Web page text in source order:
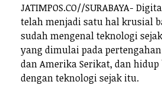
JATIMPOS.CO//SURABAYA-
telah menjadi satu hal krusial
sudah mengenal teknologi
yang dimulai pada
dan Amerika Serikat, dan
dengan teknologi sejak itu.